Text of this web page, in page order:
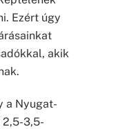
Ezért úgy
akik
a Nyugat-
2,5-3,5-